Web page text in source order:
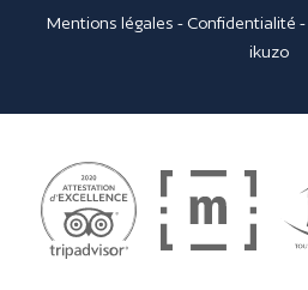
Mentions légales - Confidentialité -
ikuzo